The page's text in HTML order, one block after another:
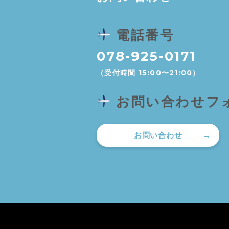
電話番号
078-925-0171
（受付時間 15:00〜21:00）
お問い合わせフ
お問い合わせ